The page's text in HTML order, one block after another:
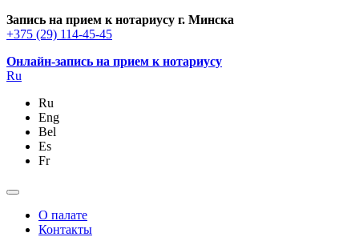
Запись на прием к нотариусу г. Минска
+375 (29) 114-45-45
Онлайн-запись на прием к нотариусу
Ru
Ru
Eng
Bel
Es
Fr
О палате
Контакты